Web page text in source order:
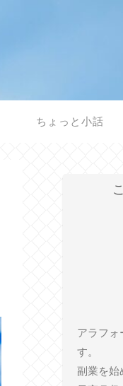
ちょっと小話
アラフォ
す。
副業を始